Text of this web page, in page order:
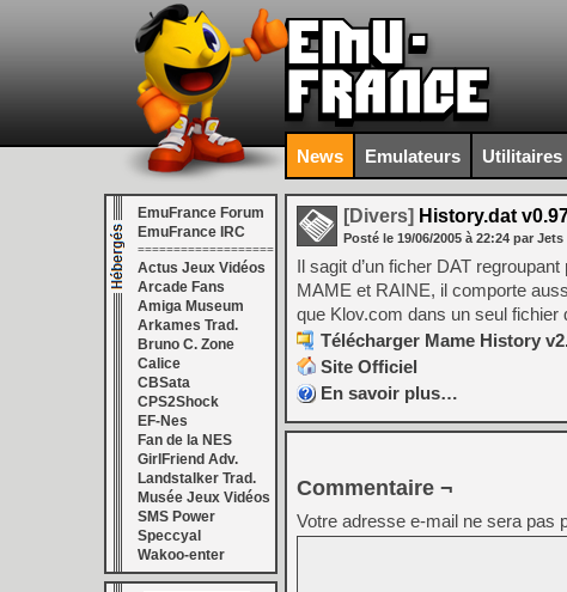
News Emulateurs Utilitaires
EmuFrance Forum
EmuFrance IRC
===================
Actus Jeux Vidéos
Arcade Fans
Amiga Museum
Arkames Trad.
Bruno C. Zone
Calice
CBSata
CPS2Shock
EF-Nes
Fan de la NES
GirlFriend Adv.
Landstalker Trad.
Musée Jeux Vidéos
SMS Power
Speccyal
Wakoo-enter
[Divers] History.dat
Posté le 19/06/2005 à 22:24 par Jets
Il sagit d’un ficher DAT
MAME et RAINE, il comporte
que Klov.com dans un seul fichier
Télécharger Mame History
Site Officiel
En savoir plus…
Commentaire ¬
Votre adresse e-mail ne sera pas